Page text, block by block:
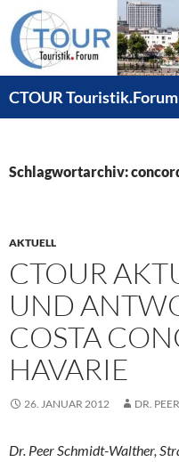
Zum
Inhalt
springen
CTOUR Touristik.Forum
Schlagwortarchiv:
AKTUELL
CTOUR
UND
COSTA
HAVARIE
26. JANUAR 2012 DR.
Dr. Peer Schmidt-Walther,